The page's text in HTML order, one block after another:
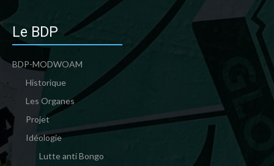
Le BDP
BDP-MODWOAM
Historique
Les Organes
Projet
Idéologie
Lutte anti Bongo